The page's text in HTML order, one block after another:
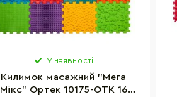
У наявності
Килимок масажний "Мега
Мікс" Ортек 10175-OTK 16